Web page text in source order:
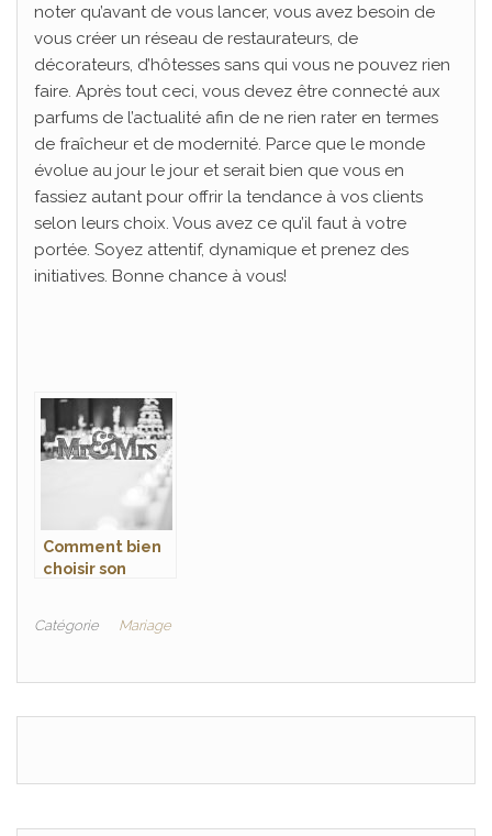
noter qu’avant de vous lancer, vous avez besoin de
vous créer un réseau de restaurateurs, de
décorateurs, d’hôtesses sans qui vous ne pouvez rien
faire. Après tout ceci, vous devez être connecté aux
parfums de l’actualité afin de ne rien rater en termes
de fraîcheur et de modernité. Parce que le monde
évolue au jour le jour et serait bien que vous en
fassiez autant pour offrir la tendance à vos clients
selon leurs choix. Vous avez ce qu’il faut à votre
portée. Soyez attentif, dynamique et prenez des
initiatives. Bonne chance à vous!
Comment bien
choisir son
Catégorie Mariage